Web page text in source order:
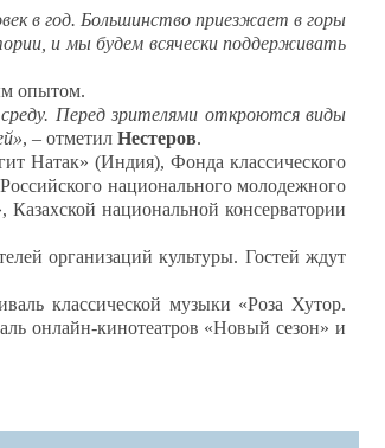
в год. Большинство приезжает в горы
и мы будем всячески поддерживать
опытом.
Перед зрителями откроются виды
, – отметил Нестеров.
Натак» (Индия), Фонда классического
национального молодежного
национальной консерватории
организаций культуры. Гостей ждут
классической музыки «Роза Хутор.
онлайн-кинотеатров «Новый сезон» и